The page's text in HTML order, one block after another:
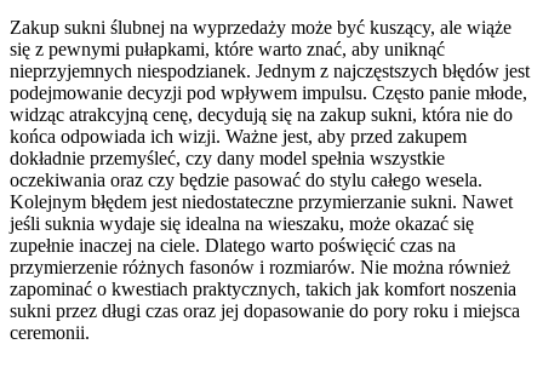
Zakup sukni ślubnej na wyprzedaży może być kuszący, ale wiąże
się z pewnymi pułapkami, które warto znać, aby uniknąć
nieprzyjemnych niespodzianek. Jednym z najczęstszych błędów jest
podejmowanie decyzji pod wpływem impulsu. Często panie młode,
widząc atrakcyjną cenę, decydują się na zakup sukni, która nie do
końca odpowiada ich wizji. Ważne jest, aby przed zakupem
dokładnie przemyśleć, czy dany model spełnia wszystkie
oczekiwania oraz czy będzie pasować do stylu całego wesela.
Kolejnym błędem jest niedostateczne przymierzanie sukni. Nawet
jeśli suknia wydaje się idealna na wieszaku, może okazać się
zupełnie inaczej na ciele. Dlatego warto poświęcić czas na
przymierzenie różnych fasonów i rozmiarów. Nie można również
zapominać o kwestiach praktycznych, takich jak komfort noszenia
sukni przez długi czas oraz jej dopasowanie do pory roku i miejsca
ceremonii.